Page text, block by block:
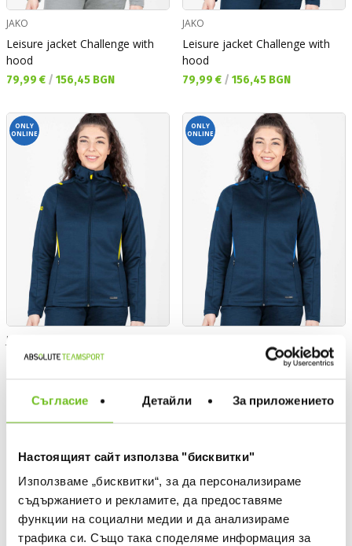
Съгласие Детайли За приложението
Настоящият сайт използва "бисквитки"
Използваме „бисквитки“, за да персонализираме
съдържанието и рекламите, да предоставяме
функции на социални медии и да анализираме
трафика си. Също така споделяме информация за
JAKO
Leisure jacket Challenge with
hood
Текуща цена:
79,99 € / 156,45 BGN
JAKO
Leisure jacket Challenge with
hood
Текуща цена:
79,99 € / 156,45 BGN
ONLY
ONLINE
JAKO
Leisure jacket Challenge with
Текуща цена:
79,99 € /156,45 BGN
ONLY
ONLINE
Leisure jacket Challenge with
Текуща цена:
79,99 € 156,45 BGN